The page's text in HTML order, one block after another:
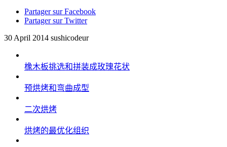
Partager sur Facebook
Partager sur Twitter
30 April 2014 sushicodeur
橡木板挑选和拼装成玫瑰花状
预烘烤和弯曲成型
二次烘烤
烘烤的最优化组织